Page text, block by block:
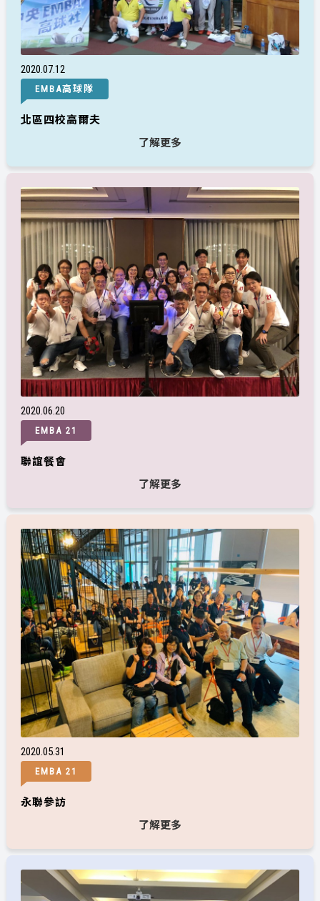
2020 0712
EMBA高球隊
北區四校高爾夫
了解更多
2020 06 20
EMBA 21
聯誼餐會
了解更多
2020 0531
EMBA 21
永聯參訪
了解更多